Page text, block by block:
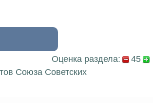
Оценка раздела:
45
Союза Советских